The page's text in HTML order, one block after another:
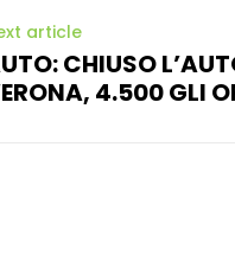
article
CHIUSO
4.500 GLI